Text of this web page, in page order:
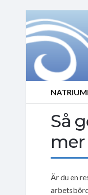
Så
Är du en